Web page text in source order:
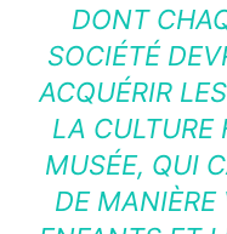
DONT
SOCIÉTÉ
ACQUÉRIR
LA CULTURE
MUSÉE, QUI
DE MANIÈRE